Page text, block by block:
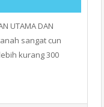
UTAMA DAN
tanah sangat cun
kurang 300